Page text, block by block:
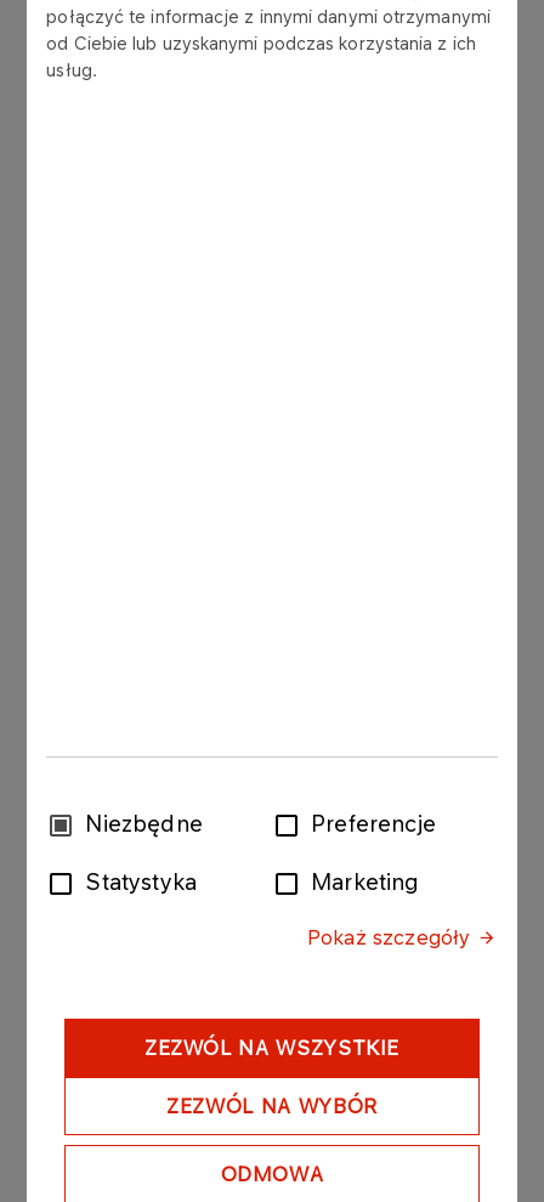
połączyć te informacje z innymi danymi otrzymanymi
od Ciebie lub uzyskanymi podczas korzystania z ich
usług.
WybórNiezbędne Preferencje
Statystyka Marketing
Pokaż szczegóły
ZEZWÓL NA WSZYSTKIE
ZEZWÓL NA WYBÓR
ODMOWA
takim jak dekarbonizacja gospodarki.
Więcej